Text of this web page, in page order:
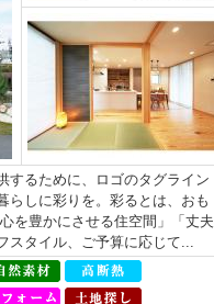
するために、ロゴのタグライン
らしに彩りを。彩るとは、おも
を豊かにさせる住空間」「丈夫
スタイル、ご予算に応じて...